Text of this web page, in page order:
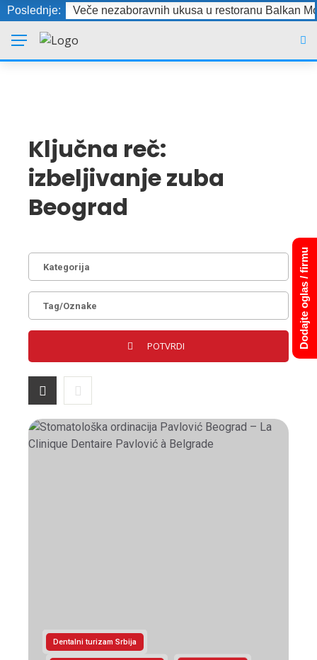
Poslednje: Veče nezaboravnih ukusa u restoranu Balkan
Ključna reč:
izbeljivanje zuba
Beograd
Dentalni turizam Srbija
Dodajte oglas / firmu